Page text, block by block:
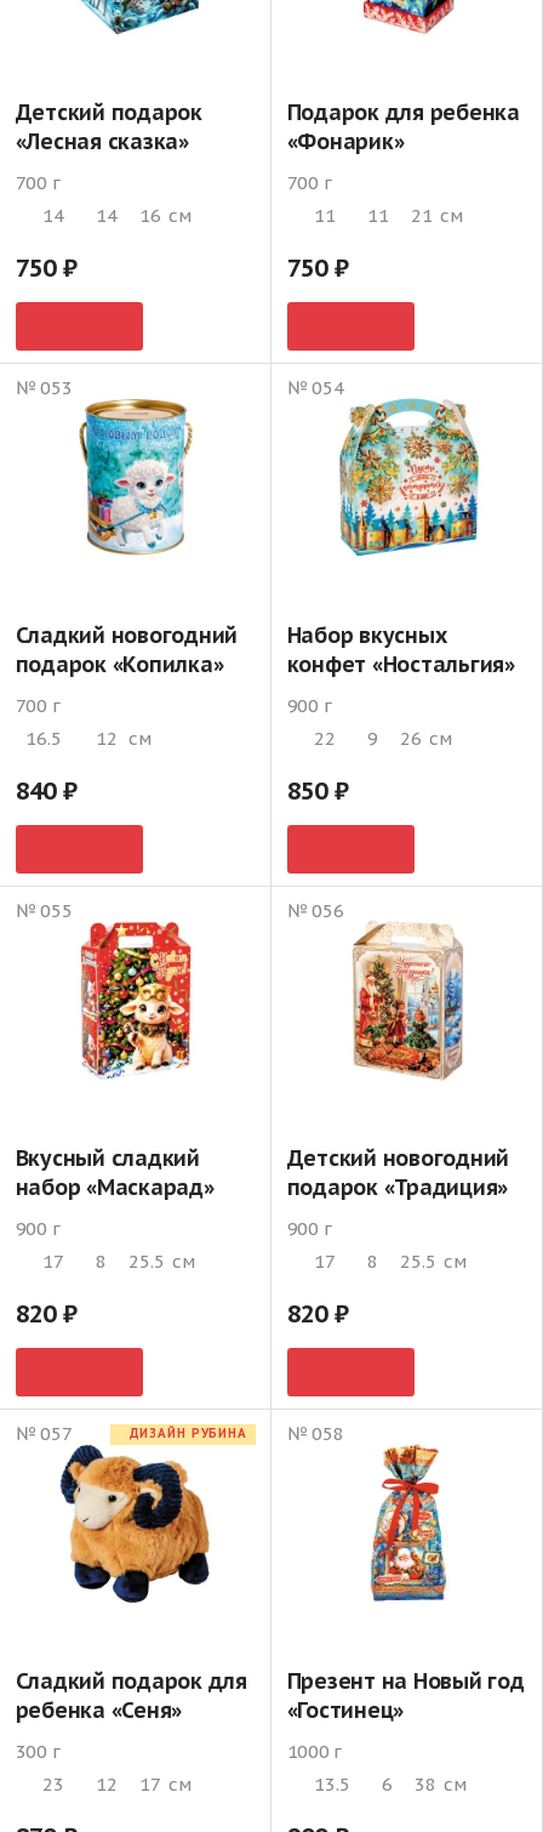
Детский подарок
«Лесная сказка»
700 г
14
14 16 см
750
Подарок для ребенка
«Фонарик»
700 г
11
11 21 см
750
№ 053
Сладкий новогодний
подарок «Копилка»
700 г
16.5
12 см
840
№ 054
Набор вкусных
конфет «Ностальгия»
900 г
22
9 26 см
850
№ 055
Вкусный сладкий
набор «Маскарад»
900 г
17
8 25.5 см
820
№ 056
Детский новогодний
подарок «Традиция»
900 г
17
8 25.5 см
820
№ 057 ДИЗАЙН РУБИНА
Сладкий подарок для
ребенка «Сеня»
300 г
23
12 17 см
№ 058
Презент на Новый год
«Гостинец»
1000 г
13.5
6 38 см